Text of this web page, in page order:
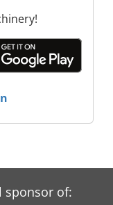
sponsor of: